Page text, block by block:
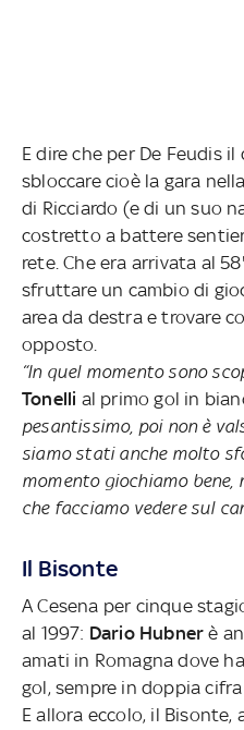
E dire che per De Feudis
sbloccare cioè la gara
di Ricciardo (e di un suo
costretto a battere
rete. Che era arrivata al
sfruttare un cambio di
area da destra e trovare
opposto.
“In quel momento sono
Tonelli al primo gol in
pesantissimo, poi non è
siamo stati anche molto
momento giochiamo
che facciamo vedere sul
Il Bisonte
A Cesena per cinque
al 1997: Dario Hubner è
amati in Romagna dove
gol, sempre in doppia
E allora eccolo, il Bisonte,